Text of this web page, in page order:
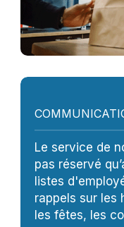
Le service de
pas réservé
listes
rappels sur les
les fêtes, les